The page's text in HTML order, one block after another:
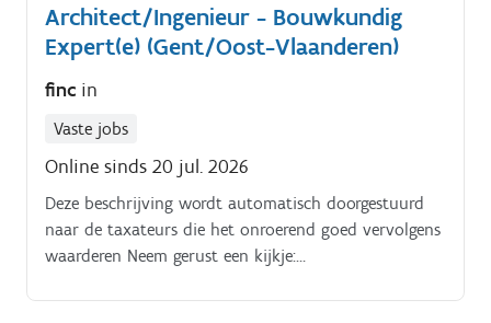
Architect/Ingenieur - Bouwkundig
Expert(e) (Gent/Oost-Vlaanderen)
finc in
Vaste jobs
Online sinds 20 jul. 2026
Deze beschrijving wordt automatisch doorgestuurd
naar de taxateurs die het onroerend goed vervolgens
waarderen Neem gerust een kijkje: